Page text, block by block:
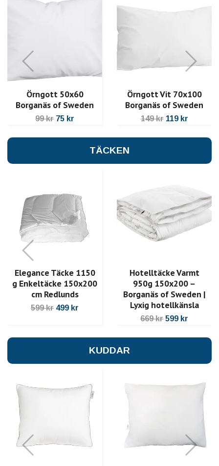
Örngott 50x60
Borganäs of Sweden
99 kr 75 kr
Örngott Vit 70x100
Borganäs of Sweden
149 kr 119 kr
TÄCKEN
Elegance Täcke 1150
g Enkeltäcke 150x200
cm Redlunds
599 kr 499 kr
Hotelltäcke Varmt
950g 150x200 –
Borganäs of Sweden |
Lyxig hotellkänsla
669 kr 599 kr
KUDDAR